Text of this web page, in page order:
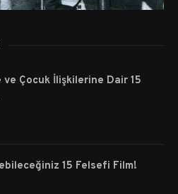
ve Çocuk İlişkilerine Dair 15
15 Felsefi Film!